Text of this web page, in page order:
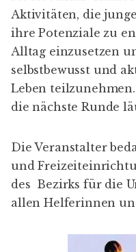
Aktivitäten, die
ihre Potenziale zu
Alltag einzusetzen
selbstbewusst und
Leben
die nächste Runde
Die Veranstalter
und
des Bezirks für die
allen Helferinnen